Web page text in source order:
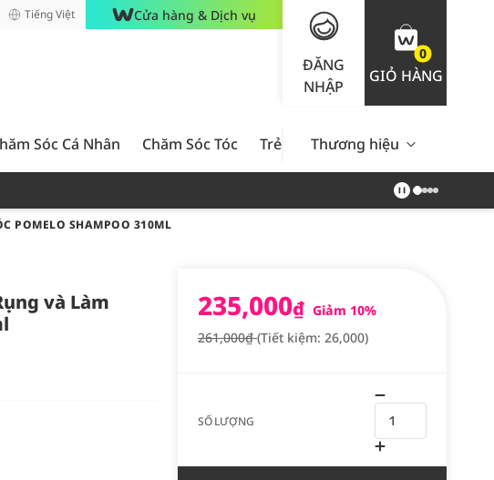
Tiếng Việt Cửa hàng & Dịch vụ
ĐĂNG
NHẬP
0
GIỎ HÀNG
Sóc Cá Nhân Chăm Sóc Tóc Trẻ Em Nam Giới Chăm Sóc
Thương hiệu
POMELO SHAMPOO 310ML
và Làm
235,000₫ Giảm 10%
261,000₫(Tiết kiệm: 26,000)
SỐ LƯỢNG